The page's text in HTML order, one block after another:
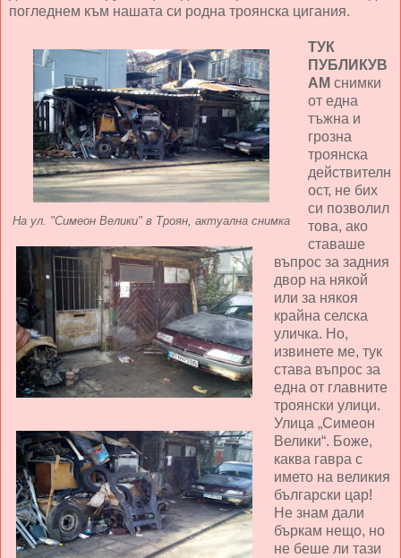
погледнем към нашата си родна троянска цигания.
На ул. "Симеон Велики" в Троян, актуална снимка
ТУК
ПУБЛИКУВ
АМ снимки
от една
тъжна и
грозна
троянска
действителн
ост, не бих
си позволил
това, ако
ставаше
въпрос за задния
двор на някой
или за някоя
крайна селска
уличка. Но,
извинете ме, тук
става въпрос за
една от главните
троянски улици.
Улица „Симеон
Велики“. Боже,
каква гавра с
името на великия
български цар!
Не знам дали
бъркам нещо, но
не беше ли тази